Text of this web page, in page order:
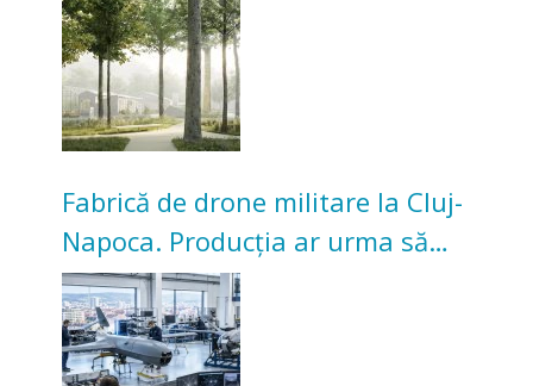
Universitarilor
Fabrică de drone militare la Cluj-
Napoca. Producția ar urma să
înceapă în toamna acestui an